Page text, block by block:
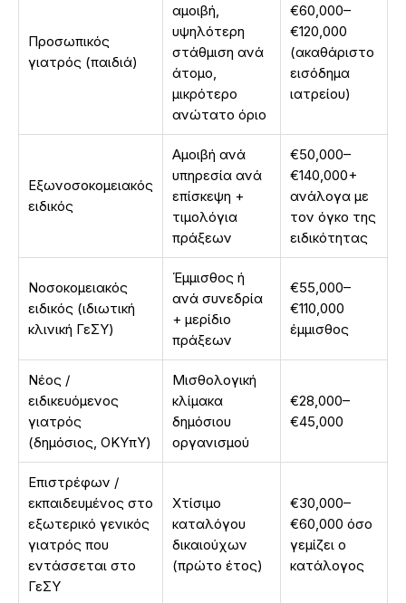
Προσωπικός
γιατρός (παιδιά)
αμοιβή,
υψηλότερη
στάθμιση ανά
άτομο,
μικρότερο
ανώτατο όριο
€60,000–
€120,000
(ακαθάριστο
εισόδημα
ιατρείου)
Εξωνοσοκομειακός
ειδικός
Αμοιβή ανά
υπηρεσία ανά
επίσκεψη +
τιμολόγια
πράξεων
€50,000–
€140,000+
ανάλογα με
τον όγκο της
ειδικότητας
Νοσοκομειακός
ειδικός (ιδιωτική
κλινική ΓεΣΥ)
Έμμισθος ή
ανά συνεδρία
+ μερίδιο
πράξεων
€55,000–
€110,000
έμμισθος
Νέος /
ειδικευόμενος
γιατρός
(δημόσιος, ΟΚΥπΥ)
Μισθολογική
κλίμακα
δημόσιου
οργανισμού
€28,000–
€45,000
Επιστρέφων /
εκπαιδευμένος στο
εξωτερικό γενικός
γιατρός που
εντάσσεται στο
ΓεΣΥ
Χτίσιμο
καταλόγου
δικαιούχων
(πρώτο έτος)
€30,000–
€60,000 όσο
γεμίζει ο
κατάλογος